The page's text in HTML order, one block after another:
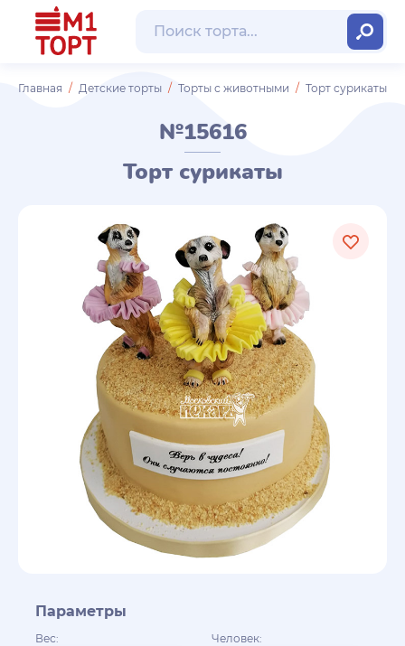
Главная Детские торты Торты с животными Торт сурикаты
№15616
Торт сурикаты
Параметры
Вес: Человек: